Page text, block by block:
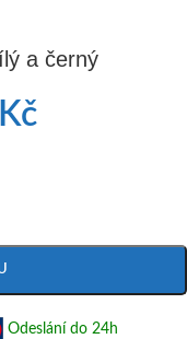
a černý
Kč
Odeslání do 24h